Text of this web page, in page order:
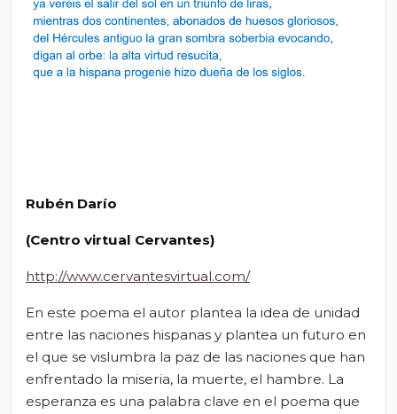
Rubén Darío
(Centro virtual Cervantes)
http://www.cervantesvirtual.com/
En este poema el autor plantea la idea de unidad
entre las naciones hispanas y plantea un futuro en
el que se vislumbra la paz de las naciones que han
enfrentado la miseria, la muerte, el hambre. La
esperanza es una palabra clave en el poema que